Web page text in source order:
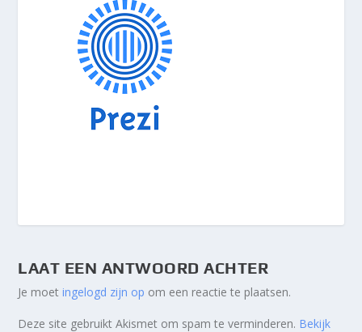
LAAT EEN ANTWOORD ACHTER
Je moetingelogd zijn op om een reactie te plaatsen.
Deze site gebruikt Akismet om spam te verminderen. Bekijk